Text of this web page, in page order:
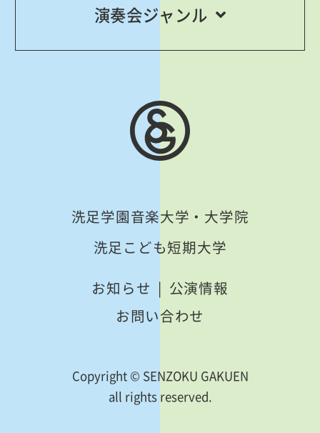
演奏会ジャンル
洗足学園音楽大学・大学院
洗足こども短期大学
お知らせ
公演情報
お問い合わせ
Copyright © SENZOKU GAKUEN
all rights reserved.